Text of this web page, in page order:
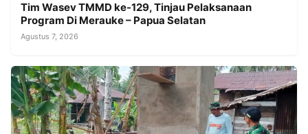
Tim Wasev TMMD ke-129, Tinjau Pelaksanaan
Program Di Merauke – Papua Selatan
Agustus 7, 2026